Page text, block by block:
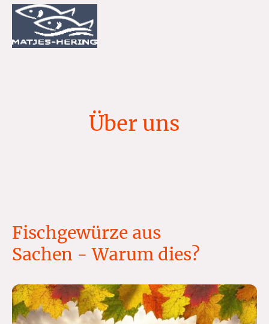
Über uns
Fischgewürze aus
Sachen - Warum dies?